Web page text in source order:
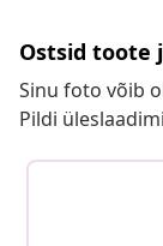
Ostsid toote
Sinu foto võib
Pildi